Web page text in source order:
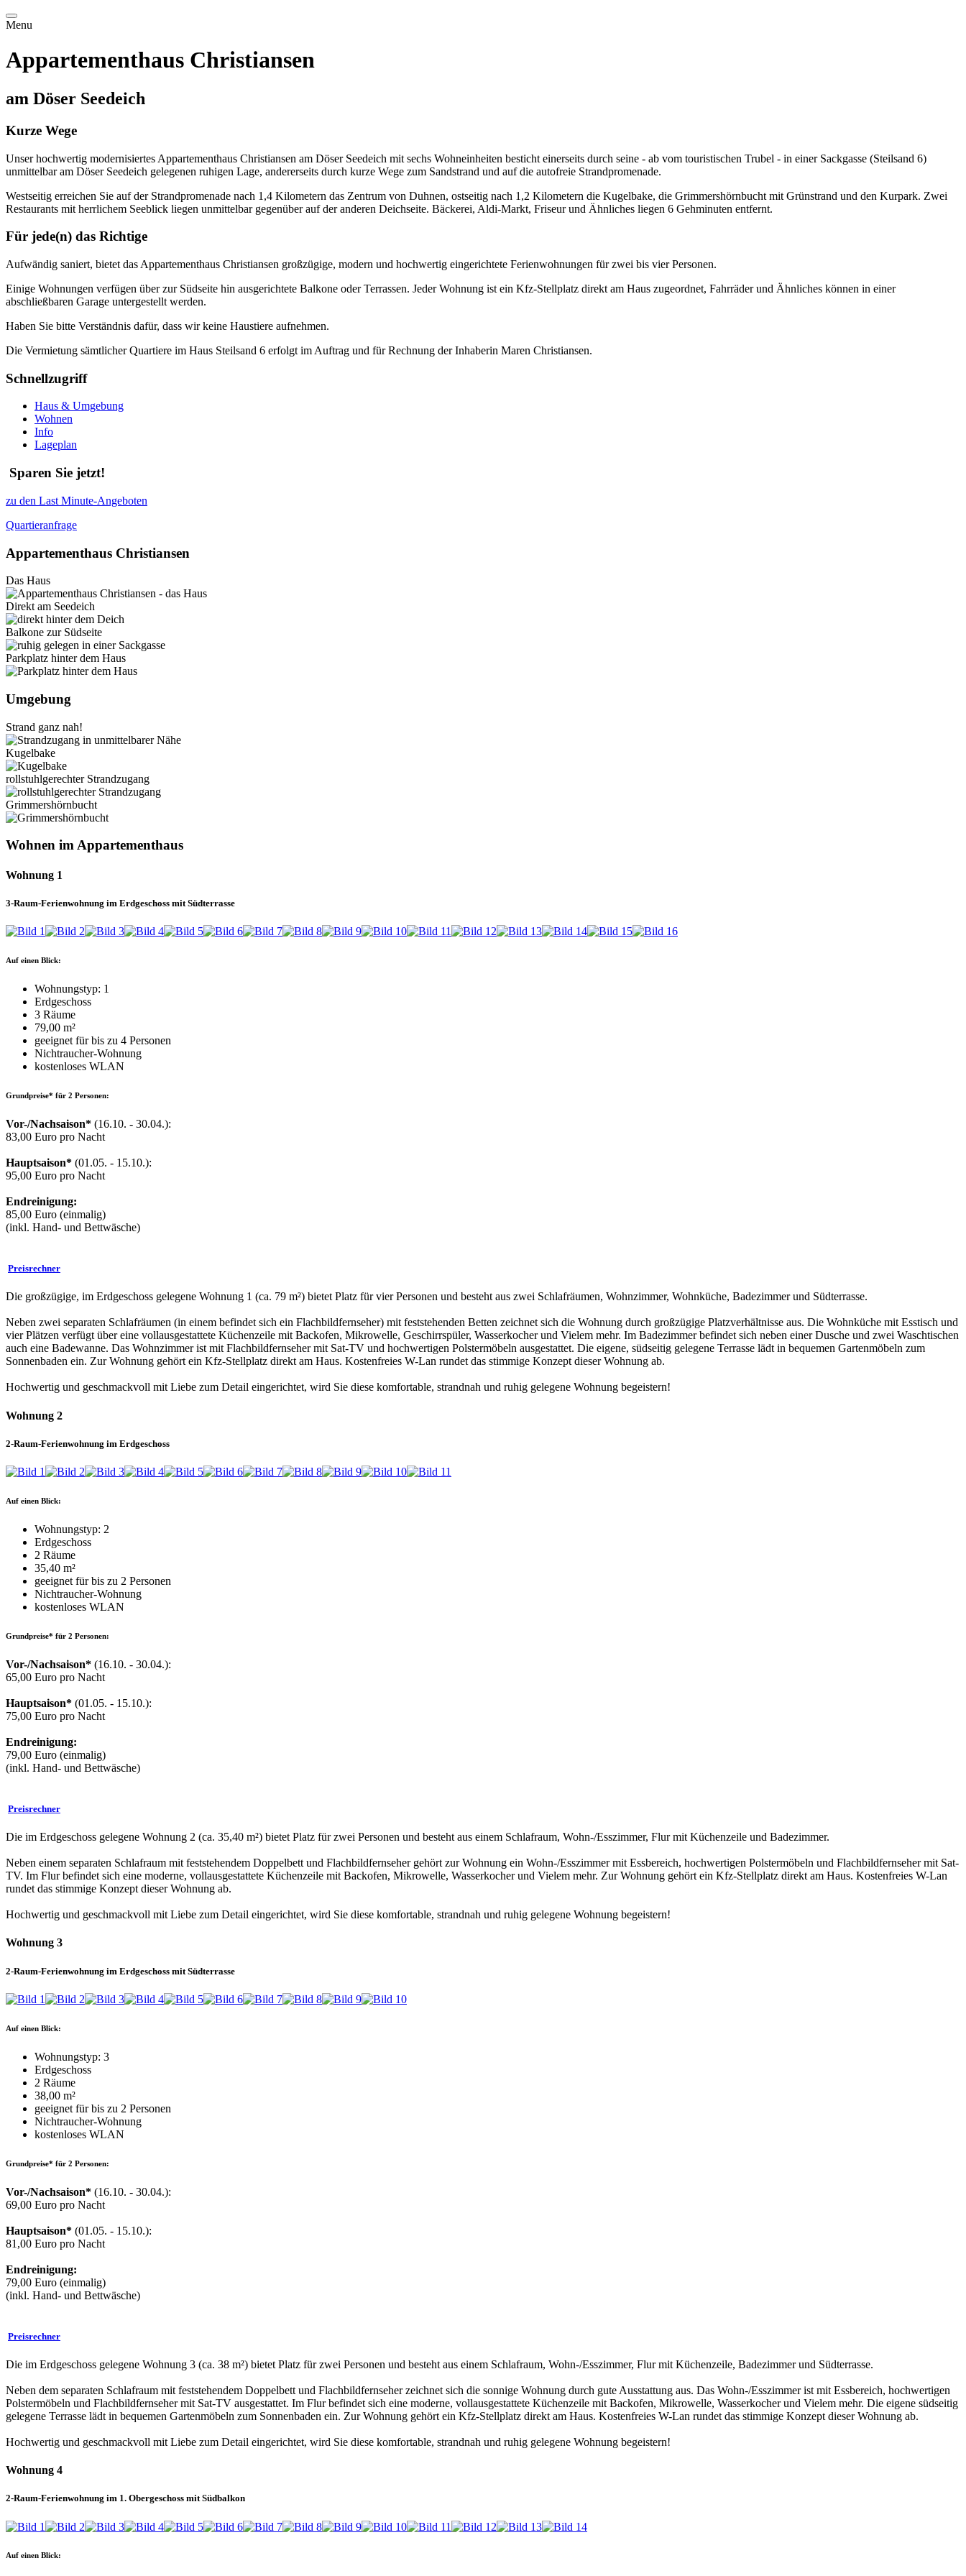
Menu
Appartementhaus Christiansen
am Döser Seedeich
Kurze Wege
Unser hochwertig modernisiertes Appartementhaus Christiansen am Döser Seedeich mit sechs Wohneinheiten besticht einerseits durch seine - ab vom touristischen Trubel - in einer Sackgasse (Steilsand 6)
unmittelbar am Döser Seedeich gelegenen ruhigen Lage, andererseits durch kurze Wege zum Sandstrand und auf die autofreie Strandpromenade.
Westseitig erreichen Sie auf der Strandpromenade nach 1,4 Kilometern das Zentrum von Duhnen, ostseitig nach 1,2 Kilometern die Kugelbake, die Grimmershörnbucht mit Grünstrand und den Kurpark. Zwei
Restaurants mit herrlichem Seeblick liegen unmittelbar gegenüber auf der anderen Deichseite. Bäckerei, Aldi-Markt, Friseur und Ähnliches liegen 6 Gehminuten entfernt.
Für jede(n) das Richtige
Aufwändig saniert, bietet das Appartementhaus Christiansen großzügige, modern und hochwertig eingerichtete Ferienwohnungen für zwei bis vier Personen.
Einige Wohnungen verfügen über zur Südseite hin ausgerichtete Balkone oder Terrassen. Jeder Wohnung ist ein Kfz-Stellplatz direkt am Haus zugeordnet, Fahrräder und Ähnliches können in einer
abschließbaren Garage untergestellt werden.
Haben Sie bitte Verständnis dafür, dass wir keine Haustiere aufnehmen.
Die Vermietung sämtlicher Quartiere im Haus Steilsand 6 erfolgt im Auftrag und für Rechnung der Inhaberin Maren Christiansen.
Schnellzugriff
Haus & Umgebung
Wohnen
Info
Lageplan
Sparen Sie jetzt!
zu den Last Minute-Angeboten
Quartieranfrage
Appartementhaus Christiansen
Das Haus
Direkt am Seedeich
Balkone zur Südseite
Parkplatz hinter dem Haus
Umgebung
Strand ganz nah!
Kugelbake
rollstuhlgerechter Strandzugang
Grimmershörnbucht
Wohnen im Appartementhaus
Wohnung 1
3-Raum-Ferienwohnung im Erdgeschoss mit Südterrasse
Auf einen Blick:
Wohnungstyp: 1
Erdgeschoss
3 Räume
79,00 m²
geeignet für bis zu 4 Personen
Nichtraucher-Wohnung
kostenloses WLAN
Grundpreise* für 2 Personen:
Vor-/Nachsaison* (16.10. - 30.04.):
83,00 Euro pro Nacht
Hauptsaison* (01.05. - 15.10.):
95,00 Euro pro Nacht
Endreinigung:
85,00 Euro (einmalig)
(inkl. Hand- und Bettwäsche)
Preisrechner
Die großzügige, im Erdgeschoss gelegene Wohnung 1 (ca. 79 m²) bietet Platz für vier Personen und besteht aus zwei Schlafräumen, Wohnzimmer, Wohnküche, Badezimmer und Südterrasse.
Neben zwei separaten Schlafräumen (in einem befindet sich ein Flachbildfernseher) mit feststehenden Betten zeichnet sich die Wohnung durch großzügige Platzverhältnisse aus. Die Wohnküche mit Esstisch und
vier Plätzen verfügt über eine vollausgestattete Küchenzeile mit Backofen, Mikrowelle, Geschirrspüler, Wasserkocher und Vielem mehr. Im Badezimmer befindet sich neben einer Dusche und zwei Waschtischen
auch eine Badewanne. Das Wohnzimmer ist mit Flachbildfernseher mit Sat-TV und hochwertigen Polstermöbeln ausgestattet. Die eigene, südseitig gelegene Terrasse lädt in bequemen Gartenmöbeln zum
Sonnenbaden ein. Zur Wohnung gehört ein Kfz-Stellplatz direkt am Haus. Kostenfreies W-Lan rundet das stimmige Konzept dieser Wohnung ab.
Hochwertig und geschmackvoll mit Liebe zum Detail eingerichtet, wird Sie diese komfortable, strandnah und ruhig gelegene Wohnung begeistern!
Wohnung 2
2-Raum-Ferienwohnung im Erdgeschoss
Auf einen Blick:
Wohnungstyp: 2
Erdgeschoss
2 Räume
35,40 m²
geeignet für bis zu 2 Personen
Nichtraucher-Wohnung
kostenloses WLAN
Grundpreise* für 2 Personen:
Vor-/Nachsaison* (16.10. - 30.04.):
65,00 Euro pro Nacht
Hauptsaison* (01.05. - 15.10.):
75,00 Euro pro Nacht
Endreinigung:
79,00 Euro (einmalig)
(inkl. Hand- und Bettwäsche)
Preisrechner
Die im Erdgeschoss gelegene Wohnung 2 (ca. 35,40 m²) bietet Platz für zwei Personen und besteht aus einem Schlafraum, Wohn-/Esszimmer, Flur mit Küchenzeile und Badezimmer.
Neben einem separaten Schlafraum mit feststehendem Doppelbett und Flachbildfernseher gehört zur Wohnung ein Wohn-/Esszimmer mit Essbereich, hochwertigen Polstermöbeln und Flachbildfernseher mit Sat-
TV. Im Flur befindet sich eine moderne, vollausgestattete Küchenzeile mit Backofen, Mikrowelle, Wasserkocher und Vielem mehr. Zur Wohnung gehört ein Kfz-Stellplatz direkt am Haus. Kostenfreies W-Lan
rundet das stimmige Konzept dieser Wohnung ab.
Hochwertig und geschmackvoll mit Liebe zum Detail eingerichtet, wird Sie diese komfortable, strandnah und ruhig gelegene Wohnung begeistern!
Wohnung 3
2-Raum-Ferienwohnung im Erdgeschoss mit Südterrasse
Auf einen Blick:
Wohnungstyp: 3
Erdgeschoss
2 Räume
38,00 m²
geeignet für bis zu 2 Personen
Nichtraucher-Wohnung
kostenloses WLAN
Grundpreise* für 2 Personen:
Vor-/Nachsaison* (16.10. - 30.04.):
69,00 Euro pro Nacht
Hauptsaison* (01.05. - 15.10.):
81,00 Euro pro Nacht
Endreinigung:
79,00 Euro (einmalig)
(inkl. Hand- und Bettwäsche)
Preisrechner
Die im Erdgeschoss gelegene Wohnung 3 (ca. 38 m²) bietet Platz für zwei Personen und besteht aus einem Schlafraum, Wohn-/Esszimmer, Flur mit Küchenzeile, Badezimmer und Südterrasse.
Neben dem separaten Schlafraum mit feststehendem Doppelbett und Flachbildfernseher zeichnet sich die sonnige Wohnung durch gute Ausstattung aus. Das Wohn-/Esszimmer ist mit Essbereich, hochwertigen
Polstermöbeln und Flachbildfernseher mit Sat-TV ausgestattet. Im Flur befindet sich eine moderne, vollausgestattete Küchenzeile mit Backofen, Mikrowelle, Wasserkocher und Vielem mehr. Die eigene südseitig
gelegene Terrasse lädt in bequemen Gartenmöbeln zum Sonnenbaden ein. Zur Wohnung gehört ein Kfz-Stellplatz direkt am Haus. Kostenfreies W-Lan rundet das stimmige Konzept dieser Wohnung ab.
Hochwertig und geschmackvoll mit Liebe zum Detail eingerichtet, wird Sie diese komfortable, strandnah und ruhig gelegene Wohnung begeistern!
Wohnung 4
2-Raum-Ferienwohnung im 1. Obergeschoss mit Südbalkon
Auf einen Blick: